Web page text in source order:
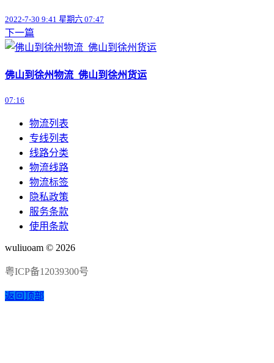
2022-7-30 9:41 星期六 07:47
下一篇
佛山到徐州物流_佛山到徐州货运
07:16
物流列表
专线列表
线路分类
物流线路
物流标签
隐私政策
服务条款
使用条款
wuliuoam © 2026
粤ICP备12039300号
返回顶部